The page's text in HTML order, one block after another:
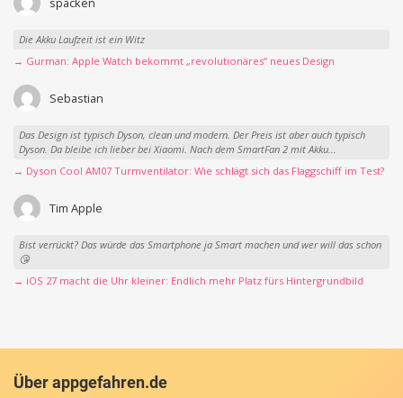
Die Akku Laufzeit ist ein Witz
→ Gurman: Apple Watch bekommt „revolutionäres“ neues Design
Sebastian
Das Design ist typisch Dyson, clean und modern. Der Preis ist aber auch typisch
Dyson. Da bleibe ich lieber bei Xiaomi. Nach dem SmartFan 2 mit Akku...
→ Dyson Cool AM07 Turmventilator: Wie schlägt sich das Flaggschiff im Test?
Tim Apple
Bist verrückt? Das würde das Smartphone ja Smart machen und wer will das schon
😘
→ iOS 27 macht die Uhr kleiner: Endlich mehr Platz fürs Hintergrundbild
Über appgefahren.de